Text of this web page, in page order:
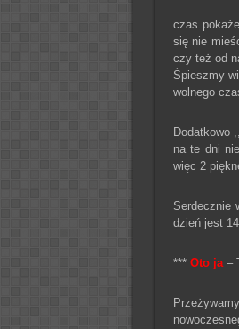
czas
się nie
czy też od
Śpieszmy
wolnego
Dodatkowo
na te dni
więc 2
Serdecznie
dzień jest
*** Oto ja–